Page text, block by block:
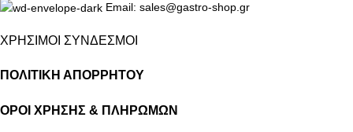
Email: sales@gastro-shop.gr
ΧΡΗΣΙΜΟΙ ΣΥΝΔΕΣΜΟΙ
ΠΟΛΙΤΙΚΗ ΑΠΟΡΡΗΤΟΥ
ΟΡΟΙ ΧΡΗΣΗΣ & ΠΛΗΡΩΜΩΝ